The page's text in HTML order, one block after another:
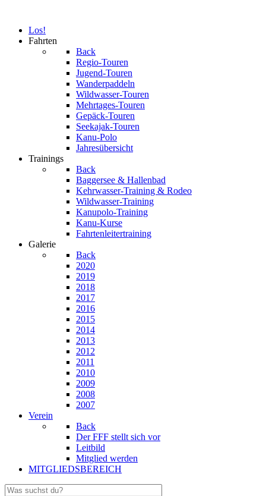
Los!
Fahrten
Back
Regio-Touren
Jugend-Touren
Wanderpaddeln
Wildwasser-Touren
Mehrtages-Touren
Gepäck-Touren
Seekajak-Touren
Kanu-Polo
Jahresübersicht
Trainings
Back
Baggersee & Hallenbad
Kehrwasser-Training & Rodeo
Wildwasser-Training
Kanupolo-Training
Kanu-Kurse
Fahrtenleitertraining
Galerie
Back
2020
2019
2018
2017
2016
2015
2014
2013
2012
2011
2010
2009
2008
2007
Verein
Back
Der FFF stellt sich vor
Leitbild
Mitglied werden
MITGLIEDSBEREICH